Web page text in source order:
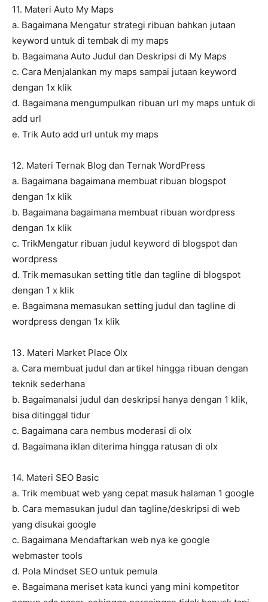
11. Materi Auto My Maps
a. Bagaimana Mengatur strategi ribuan bahkan jutaan
keyword untuk di tembak di my maps
b. Bagaimana Auto Judul dan Deskripsi di My Maps
c. Cara Menjalankan my maps sampai jutaan keyword
dengan 1x klik
d. Bagaimana mengumpulkan ribuan url my maps untuk di
add url
e. Trik Auto add url untuk my maps
12. Materi Ternak Blog dan Ternak WordPress
a. Bagaimana bagaimana membuat ribuan blogspot
dengan 1x klik
b. Bagaimana bagaimana membuat ribuan wordpress
dengan 1x klik
c. TrikMengatur ribuan judul keyword di blogspot dan
wordpress
d. Trik memasukan setting title dan tagline di blogspot
dengan 1 x klik
e. Bagaimana memasukan setting judul dan tagline di
wordpress dengan 1x klik
13. Materi Market Place Olx
a. Cara membuat judul dan artikel hingga ribuan dengan
teknik sederhana
b. BagaimanaIsi judul dan deskripsi hanya dengan 1 klik,
bisa ditinggal tidur
c. Bagaimana cara nembus moderasi di olx
d. Bagaimana iklan diterima hingga ratusan di olx
14. Materi SEO Basic
a. Trik membuat web yang cepat masuk halaman 1 google
b. Cara memasukan judul dan tagline/deskripsi di web
yang disukai google
c. Bagaimana Mendaftarkan web nya ke google
webmaster tools
d. Pola Mindset SEO untuk pemula
e. Bagaimana meriset kata kunci yang mini kompetitor